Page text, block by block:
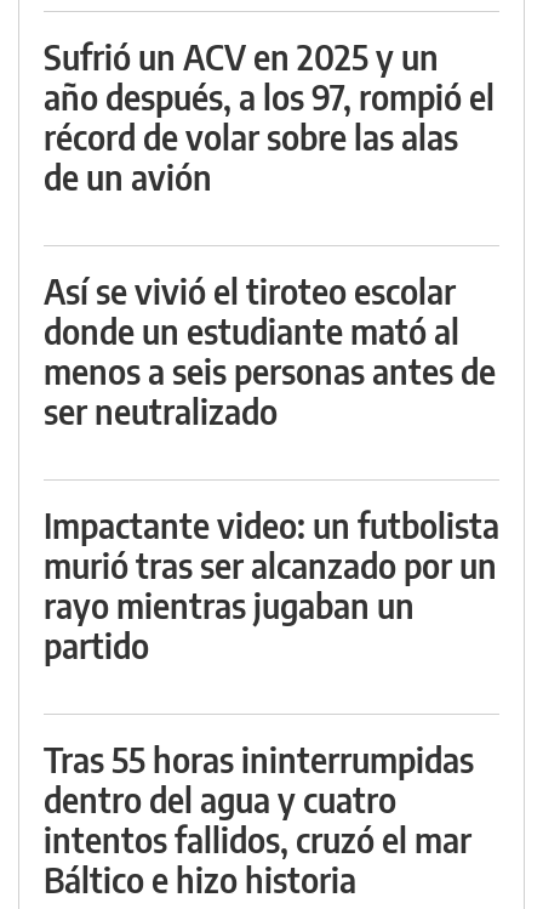
Sufrió un ACV en 2025 y un
año después, a los 97, rompió el
récord de volar sobre las alas
de un avión
Así se vivió el tiroteo escolar
donde un estudiante mató al
menos a seis personas antes de
ser neutralizado
Impactante video: un futbolista
murió tras ser alcanzado por un
rayo mientras jugaban un
partido
Tras 55 horas ininterrumpidas
dentro del agua y cuatro
intentos fallidos, cruzó el mar
Báltico e hizo historia